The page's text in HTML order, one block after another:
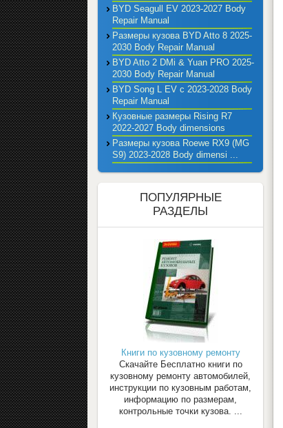
BYD Seagull EV 2023-2027 Body
Repair Manual
Размеры кузова BYD Atto 8 2025-
2030 Body Repair Manual
BYD Atto 2 DMi & Yuan PRO 2025-
2030 Body Repair Manual
BYD Song L EV с 2023-2028 Body
Repair Manual
Кузовные размеры Rising R7
2022-2027 Body dimensions
Размеры кузова Roewe RX9 (MG
S9) 2023-2028 Body dimensi ...
ПОПУЛЯРНЫЕ
РАЗДЕЛЫ
Книги по кузовному ремонту
Скачайте Бесплатно книги по
кузовному ремонту автомобилей,
инструкции по кузовным работам,
информацию по размерам,
контрольные точки кузова. ...